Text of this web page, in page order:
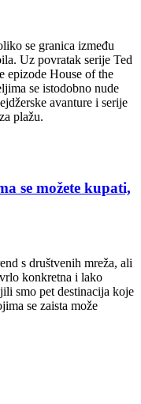
se granica između
Uz povratak serije Ted
epizode House of the
se istodobno nude
avanture i serije
plažu.
se možete kupati,
s društvenih mreža, ali
konkretna i lako
smo pet destinacija koje
se zaista može